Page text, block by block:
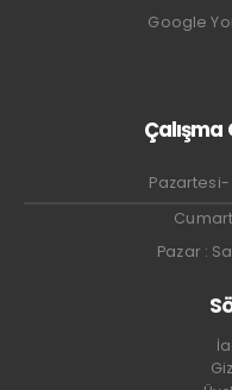
Google
Pazartesi-
Pazar :